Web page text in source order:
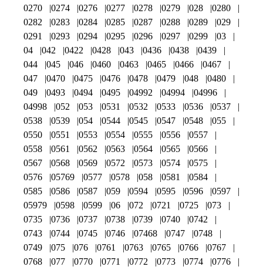
0270 0274 0276 0277 0278 0279 028
0280
0282
0283 0284 0285 0287 0288 0289
029
0291
0293 0294 0295 0296 0297 0299
03
04
042 0422 0428 043 0436 0438
0439
044
045 046 0460 0463 0465 0466
0467
047
0470 0475 0476 0478 0479 048
0480
049
0493 0494 0495 04992 04994
04996
04998
052 053 0531 0532 0533 0536
0537
0538
0539 054 0544 0545 0547 0548
055
0550
0551 0553 0554 0555 0556
0557
0558
0561 0562 0563 0564 0565
0566
0567
0568 0569 0572 0573 0574
0575
0576
05769 0577 0578 058 0581
0584
0585
0586 0587 059 0594 0595 0596
0597
05979
0598 0599 06 072 0721 0725
073
0735
0736 0737 0738 0739 0740
0742
0743
0744 0745 0746 07468 0747
0748
0749
075 076 0761 0763 0765 0766
0767
0768
077 0770 0771 0772 0773 0774
0776